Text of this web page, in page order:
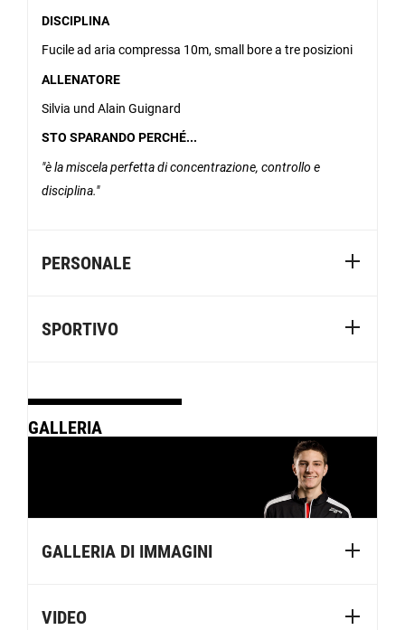
DISCIPLINA
Fucile ad aria compressa 10m, small bore a tre posizioni
ALLENATORE
Silvia und Alain Guignard
STO SPARANDO PERCHÉ...
è la miscela perfetta di concentrazione, controllo e
disciplina.
PERSONALE
SPORTIVO
GALLERIA
GALLERIA DI IMMAGINI
VIDEO